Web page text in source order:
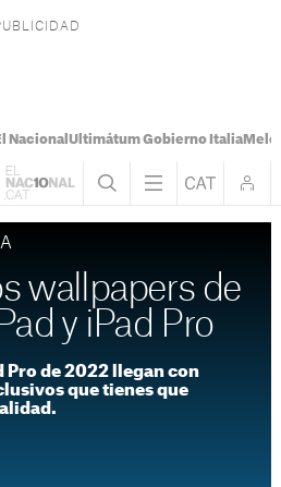
Nacional Ultimátum Gobierno Italia
wallpapers de
y iPad Pro
Pro de 2022 llegan con
que tienes que